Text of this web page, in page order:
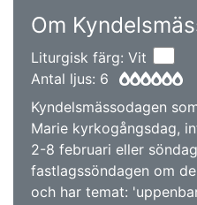
Om
Liturgisk färg: Vit
Antal ljus: 6
Kyndelsmässodagen
Marie kyrkogångsdag,
2-8 februari eller
fastlagssöndagen om
och har temat: